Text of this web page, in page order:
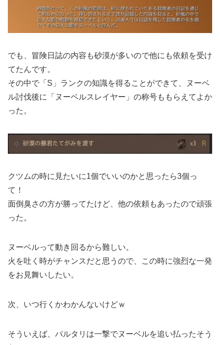
でも、冒険日誌の内容も砂漠が多いので他にも依頼を受け
てたんです。
その中で「S」ランクの知識を得ることができて、ヌーベ
ル討伐後に「ヌーベルスレイヤー」の称号ももらえてよか
った。
クツムの時に見たいに1個でいいのかと思ったら3個っ
て！
面倒臭さの方が勝ってたけど、他の依頼もあったので頑張
った。
ヌーベルって動き回るから難しい。
火を吐く時がチャンスだと思うので、この時に強烈な一発
をお見舞いしたい。
次、いつ行くかわかんないけどｗ
そういえば、バルタリは一撃でヌーベルを追い払ったそう